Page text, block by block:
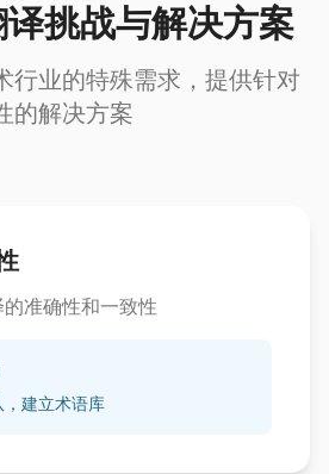
挑战与解决方案
行业的特殊需求，提供针对
的解决方案
准确性和一致性
建立术语库